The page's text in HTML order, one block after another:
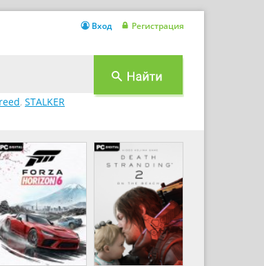
, STALKER
Вход Регистрация